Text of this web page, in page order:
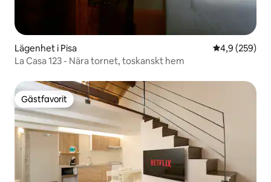
Lägenhet i Pisa 4,9 av 5 i
4,9 (259)
La Casa 123 - Nära tornet, toskanskt hem
Gästfavorit
Gästfavorit